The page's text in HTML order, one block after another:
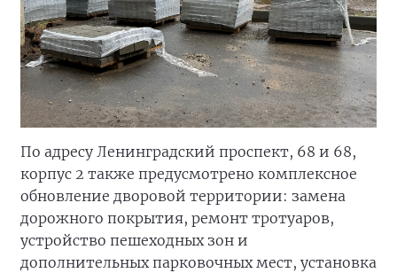
По адресу Ленинградский проспект, 68 и 68,
корпус 2 также предусмотрено комплексное
обновление дворовой территории: замена
дорожного покрытия, ремонт тротуаров,
устройство пешеходных зон и
дополнительных парковочных мест, установка